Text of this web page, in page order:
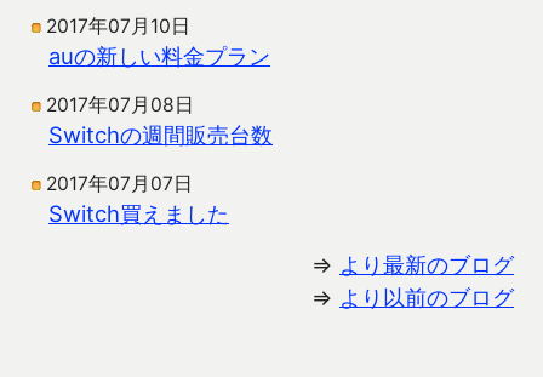
2017年07月10日
auの新しい料金プラン
2017年07月08日
Switchの週間販売台数
2017年07月07日
Switch買えました
⇒ より最新のブログ
⇒ より以前のブログ